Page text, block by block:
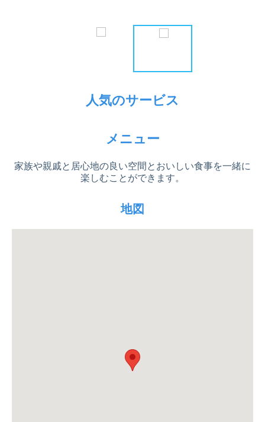
人気のサービス
メニュー
家族や親戚と居心地の良い空間とおいしい食事を一緒に
楽しむことができます。
地図